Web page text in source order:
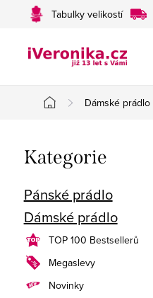
Tabulky velikostí
Domů
Dámské prádlo
o
s
t
r
a
Přeskočit
kategorie
Kategorie
Pánské prádlo
Dámské prádlo
TOP 100 Bestsellerů
Megaslevy
Novinky